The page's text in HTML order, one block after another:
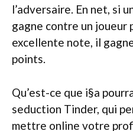
l’adversaire. En net, si
gagne contre un joueur
excellente note, il
points.
Qu’est-ce que i§a
seduction Tinder, qui
mettre online votre